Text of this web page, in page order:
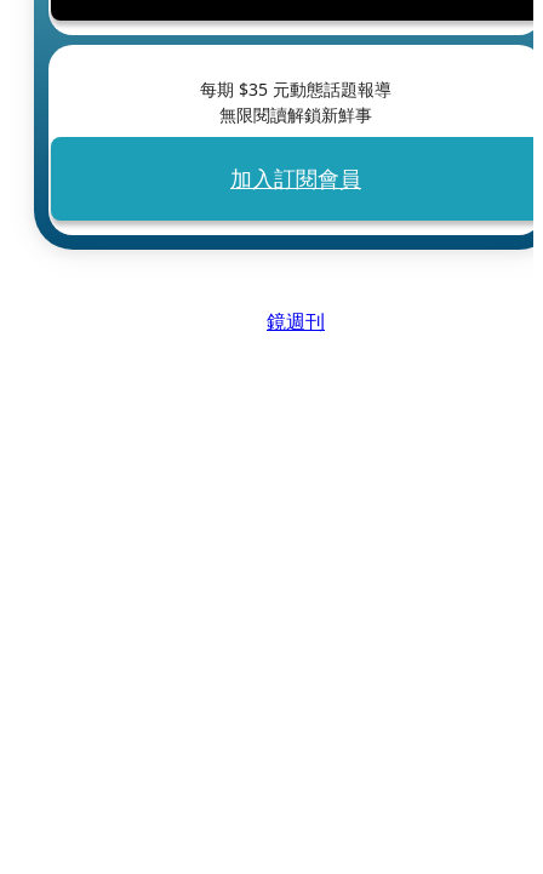
每期 $35 元動態話題報導
無限閱讀解鎖新鮮事
加入訂閱會員
鏡週刊